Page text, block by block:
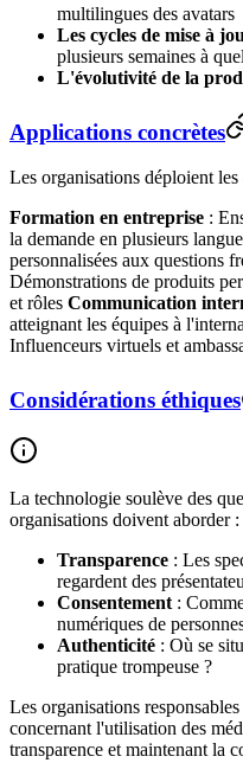
multilingues des avatars
Les cycles de mise à
plusieurs semaines à
L'évolutivité de la
Applications concrètes
Les organisations déploient
Formation en entreprise :
la demande en plusieurs
personnalisées aux questions
Démonstrations de produits
et rôles Communication
atteignant les équipes à
Influenceurs virtuels et
Considérations éthiques
La technologie soulève des
organisations doivent aborder :
Transparence : Les
regardent des
Consentement :
numériques de
Authenticité : Où se
pratique trompeuse ?
Les organisations
concernant l'utilisation des
transparence et maintenant la